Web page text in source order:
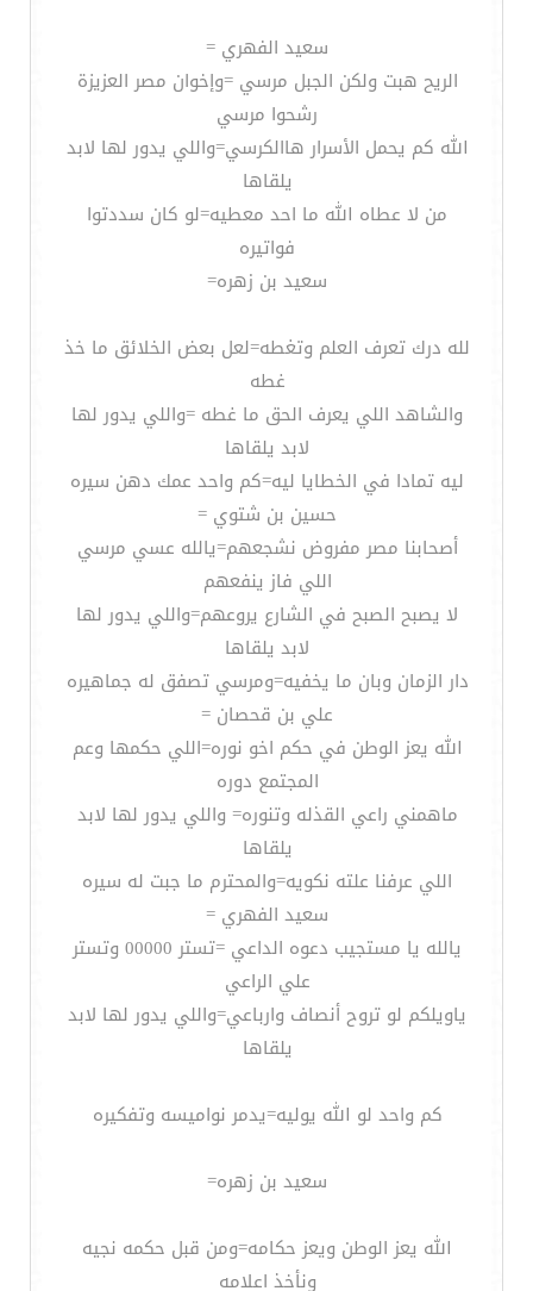
سعيد الفهري =
الريح هبت ولكن الجبل مرسي =وإخوان مصر العزيزة
رشحوا مرسي
الله كم يحمل الأسرار هاالكرسي=واللي يدور لها لابد
يلقاها
من لا عطاه الله ما احد معطيه=لو كان سددتوا
فواتيره
سعيد بن زهره=
لله درك تعرف العلم وتغطه=لعل بعض الخلائق ما خذ
غطه
والشاهد اللي يعرف الحق ما غطه =واللي يدور لها
لابد يلقاها
ليه تمادا في الخطايا ليه=كم واحد عمك دهن سيره
حسين بن شتوي =
أصحابنا مصر مفروض نشجعهم=يالله عسي مرسي
اللي فاز ينفعهم
لا يصبح الصبح في الشارع يروعهم=واللي يدور لها
لابد يلقاها
دار الزمان وبان ما يخفيه=ومرسي تصفق له جماهيره
علي بن قحصان =
الله يعز الوطن في حكم اخو نوره=اللي حكمها وعم
المجتمع دوره
ماهمني راعي القذله وتنوره= واللي يدور لها لابد
يلقاها
اللي عرفنا علته نكويه=والمحترم ما جبت له سيره
سعيد الفهري =
يالله يا مستجيب دعوه الداعي =تستر 00000 وتستر
علي الراعي
ياويلكم لو تروح أنصاف وارباعي=واللي يدور لها لابد
يلقاها
كم واحد لو الله يوليه=يدمر نواميسه وتفكيره
سعيد بن زهره=
الله يعز الوطن ويعز حكامه=ومن قبل حكمه نجيه
ونأخذ اعلامه